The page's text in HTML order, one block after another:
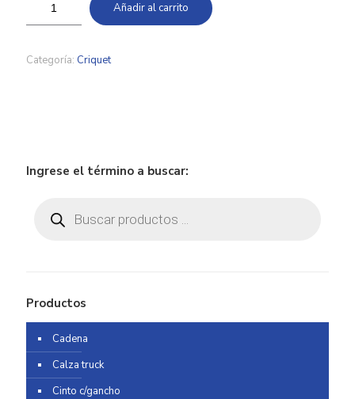
Añadir al carrito
Categoría: Criquet
Ingrese el término a buscar:
productos
Productos
Cadena
Calza truck
Cinto c/gancho